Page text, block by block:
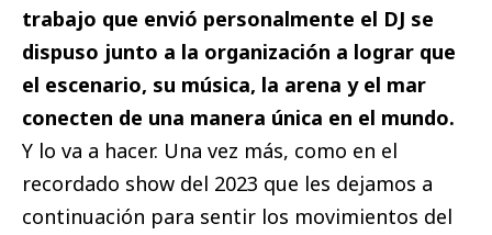
trabajo que envió personalmente el DJ se
dispuso junto a la organización a lograr que
el escenario, su música, la arena y el mar
conecten de una manera única en el mundo.
Y lo va a hacer. Una vez más, como en el
recordado show del 2023 que les dejamos a
continuación para sentir los movimientos del